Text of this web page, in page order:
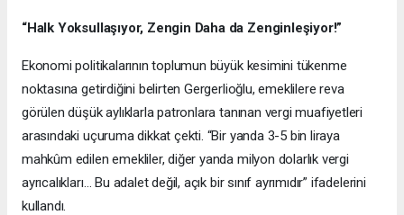
“Halk Yoksullaşıyor, Zengin Daha da Zenginleşiyor!”
Ekonomi politikalarının toplumun büyük kesimini tükenme
noktasına getirdiğini belirten Gergerlioğlu, emeklilere reva
görülen düşük aylıklarla patronlara tanınan vergi muafiyetleri
arasındaki uçuruma dikkat çekti. “Bir yanda 3-5 bin liraya
mahkûm edilen emekliler, diğer yanda milyon dolarlık vergi
ayrıcalıkları… Bu adalet değil, açık bir sınıf ayrımıdır” ifadelerini
kullandı.